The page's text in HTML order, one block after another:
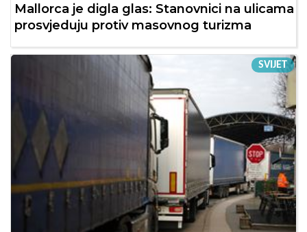
Mallorca je digla glas: Stanovnici na ulicama
prosvjeduju protiv masovnog turizma
SVIJET